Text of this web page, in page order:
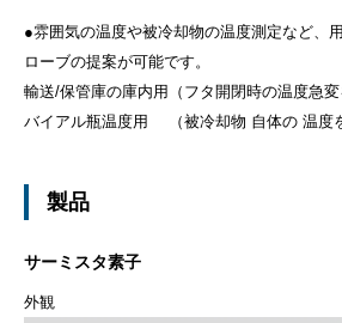
●雰囲気の温度や被冷却物の温度測定など、
ローブの提案が可能です。
輸送/保管庫の庫内用（フタ開閉時の温度急変
バイアル瓶温度用 （被冷却物 自体の 温度
製品
サーミスタ素子
外観